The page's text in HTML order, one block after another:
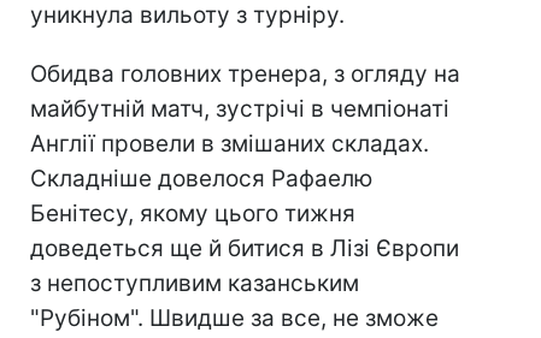
уникнула вильоту з турніру.
Обидва головних тренера, з огляду на
майбутній матч, зустрічі в чемпіонаті
Англії провели в змішаних складах.
Складніше довелося Рафаелю
Бенітесу, якому цього тижня
доведеться ще й битися в Лізі Європи
з непоступливим казанським
"Рубіном". Швидше за все, не зможе